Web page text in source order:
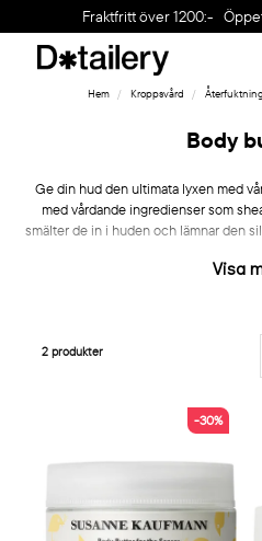
Fraktfritt över 1200:-
Hem Kroppsvård
Body
Ge din hud den ultimata lyxen med
med vårdande ingredienser som
smälter de in i huden och lämnar den
Visa
2 produkter
-30%